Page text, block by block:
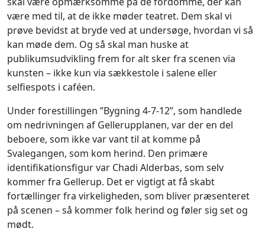
være med til, at de ikke møder teatret. Dem skal vi
prøve bevidst at bryde ved at undersøge, hvordan vi så
kan møde dem. Og så skal man huske at
publikumsudvikling frem for alt sker fra scenen via
kunsten – ikke kun via sækkestole i salene eller
selfiespots i caféen.
Under forestillingen ”Bygning 4-7-12”, som handlede
om nedrivningen af Gellerupplanen, var der en del
beboere, som ikke var vant til at komme på
Svalegangen, som kom herind. Den primære
identifikationsfigur var Chadi Alderbas, som selv
kommer fra Gellerup. Det er vigtigt at få skabt
fortællinger fra virkeligheden, som bliver præsenteret
på scenen – så kommer folk herind og føler sig set og
mødt.